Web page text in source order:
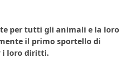
per tutti gli animali e la loro
il primo sportello di
i loro diritti.